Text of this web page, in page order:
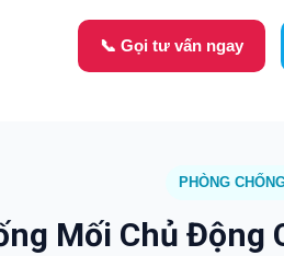
📞 Gọi tư vấn ngay
PHÒNG
Mối Chủ Động